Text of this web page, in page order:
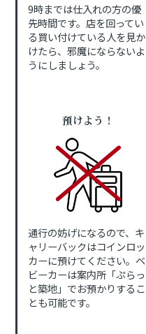
9時までは仕入れの方の優
先時間です。店を回ってい
る買い付けている人を見か
けたら、邪魔にならないよ
うにしましょう。
預けよう！
通行の妨げになるので、キ
ャリーバックはコインロッ
カーに預けてください。ベ
ビーカーは案内所「ぷらっ
と築地」でお預かりするこ
とも可能です。